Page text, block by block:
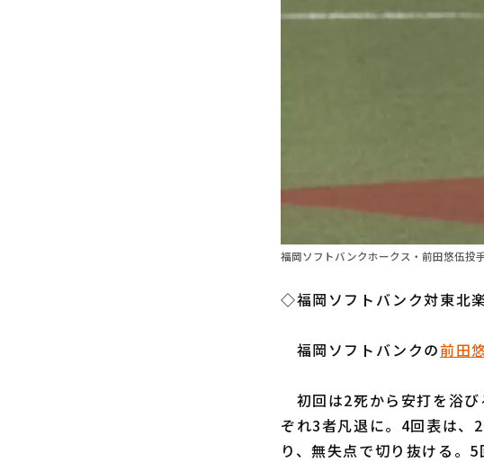
福岡ソフトバンクホークス・前田悠伍投
◇福岡ソフトバンク対東北
福岡ソフトバンクの前田
初回は2死から安打を浴び
ぞれ3者凡退に。4回表は、
り、無失点で切り抜ける。